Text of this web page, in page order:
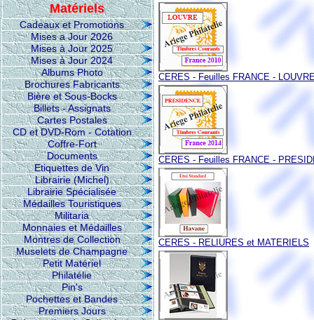
Matériels
Cadeaux et Promotions
Mises a Jour 2026
Mises à Jour 2025
Mises à Jour 2024
Albums Photo
Brochures Fabricants
Bière et Sous-Bocks
Billets - Assignats
Cartes Postales
CD et DVD-Rom - Cotation
Coffre-Fort
Documents
Etiquettes de Vin
Librairie (Michel)
Librairie Spécialisée
Médailles Touristiques
Militaria
Monnaies et Médailles
Montres de Collection
Muselets de Champagne
Petit Matériel
Philatélie
Pin's
Pochettes et Bandes
Premiers Jours
CERES - Feuilles FRANCE -
CERES - Feuilles FRANCE -
CERES - RELIURES et MATERIELS